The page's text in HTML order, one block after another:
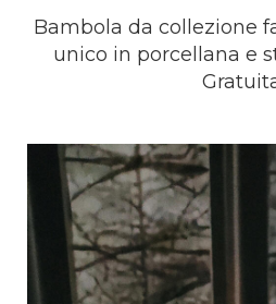
Bambola da collezione
unico in porcellana e